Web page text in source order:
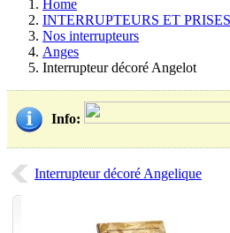
Home
INTERRUPTEURS ET
Nos interrupteurs
Anges
Interrupteur décoré Angelot
Info:
Interrupteur décoré Angelique